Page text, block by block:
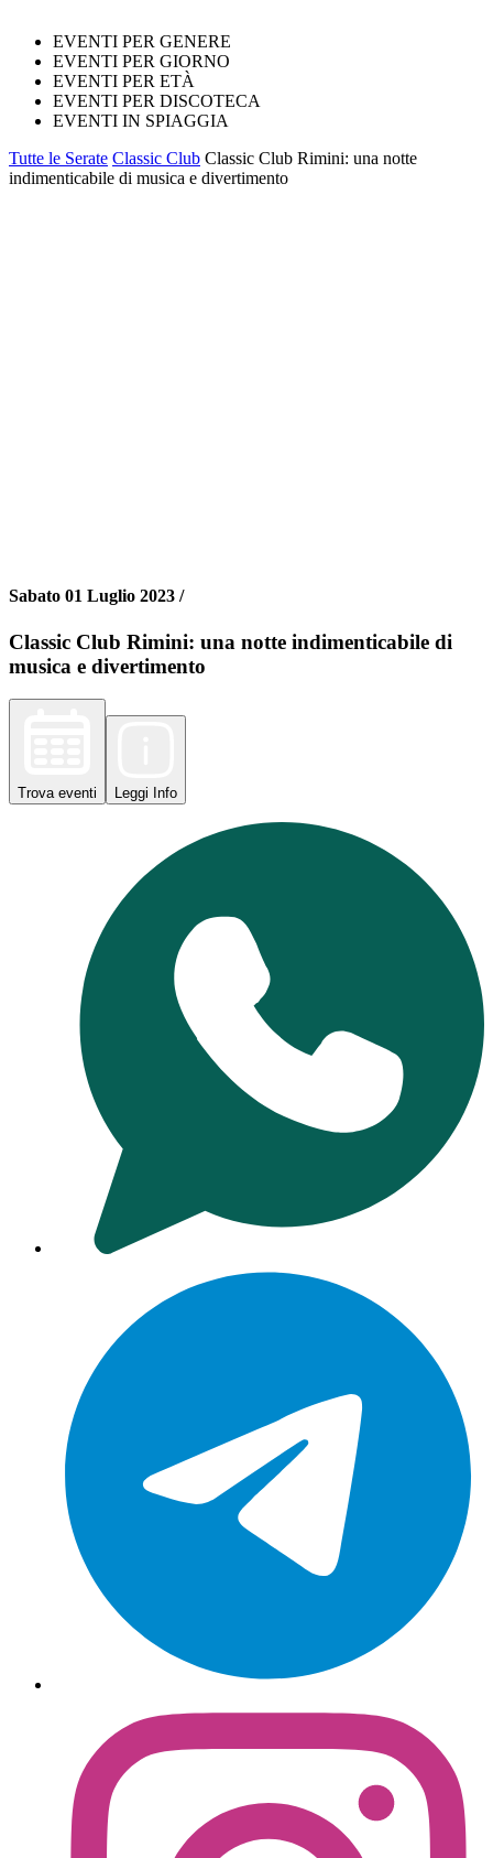
EVENTI PER GENERE
EVENTI PER GIORNO
EVENTI PER ETÀ
EVENTI PER DISCOTECA
EVENTI IN SPIAGGIA
Tutte le Serate Classic Club Classic Club Rimini: una notte
indimenticabile di musica e divertimento
Sabato 01 Luglio 2023 /
Classic Club Rimini: una notte indimenticabile di
musica e divertimento
Trova eventi Leggi Info